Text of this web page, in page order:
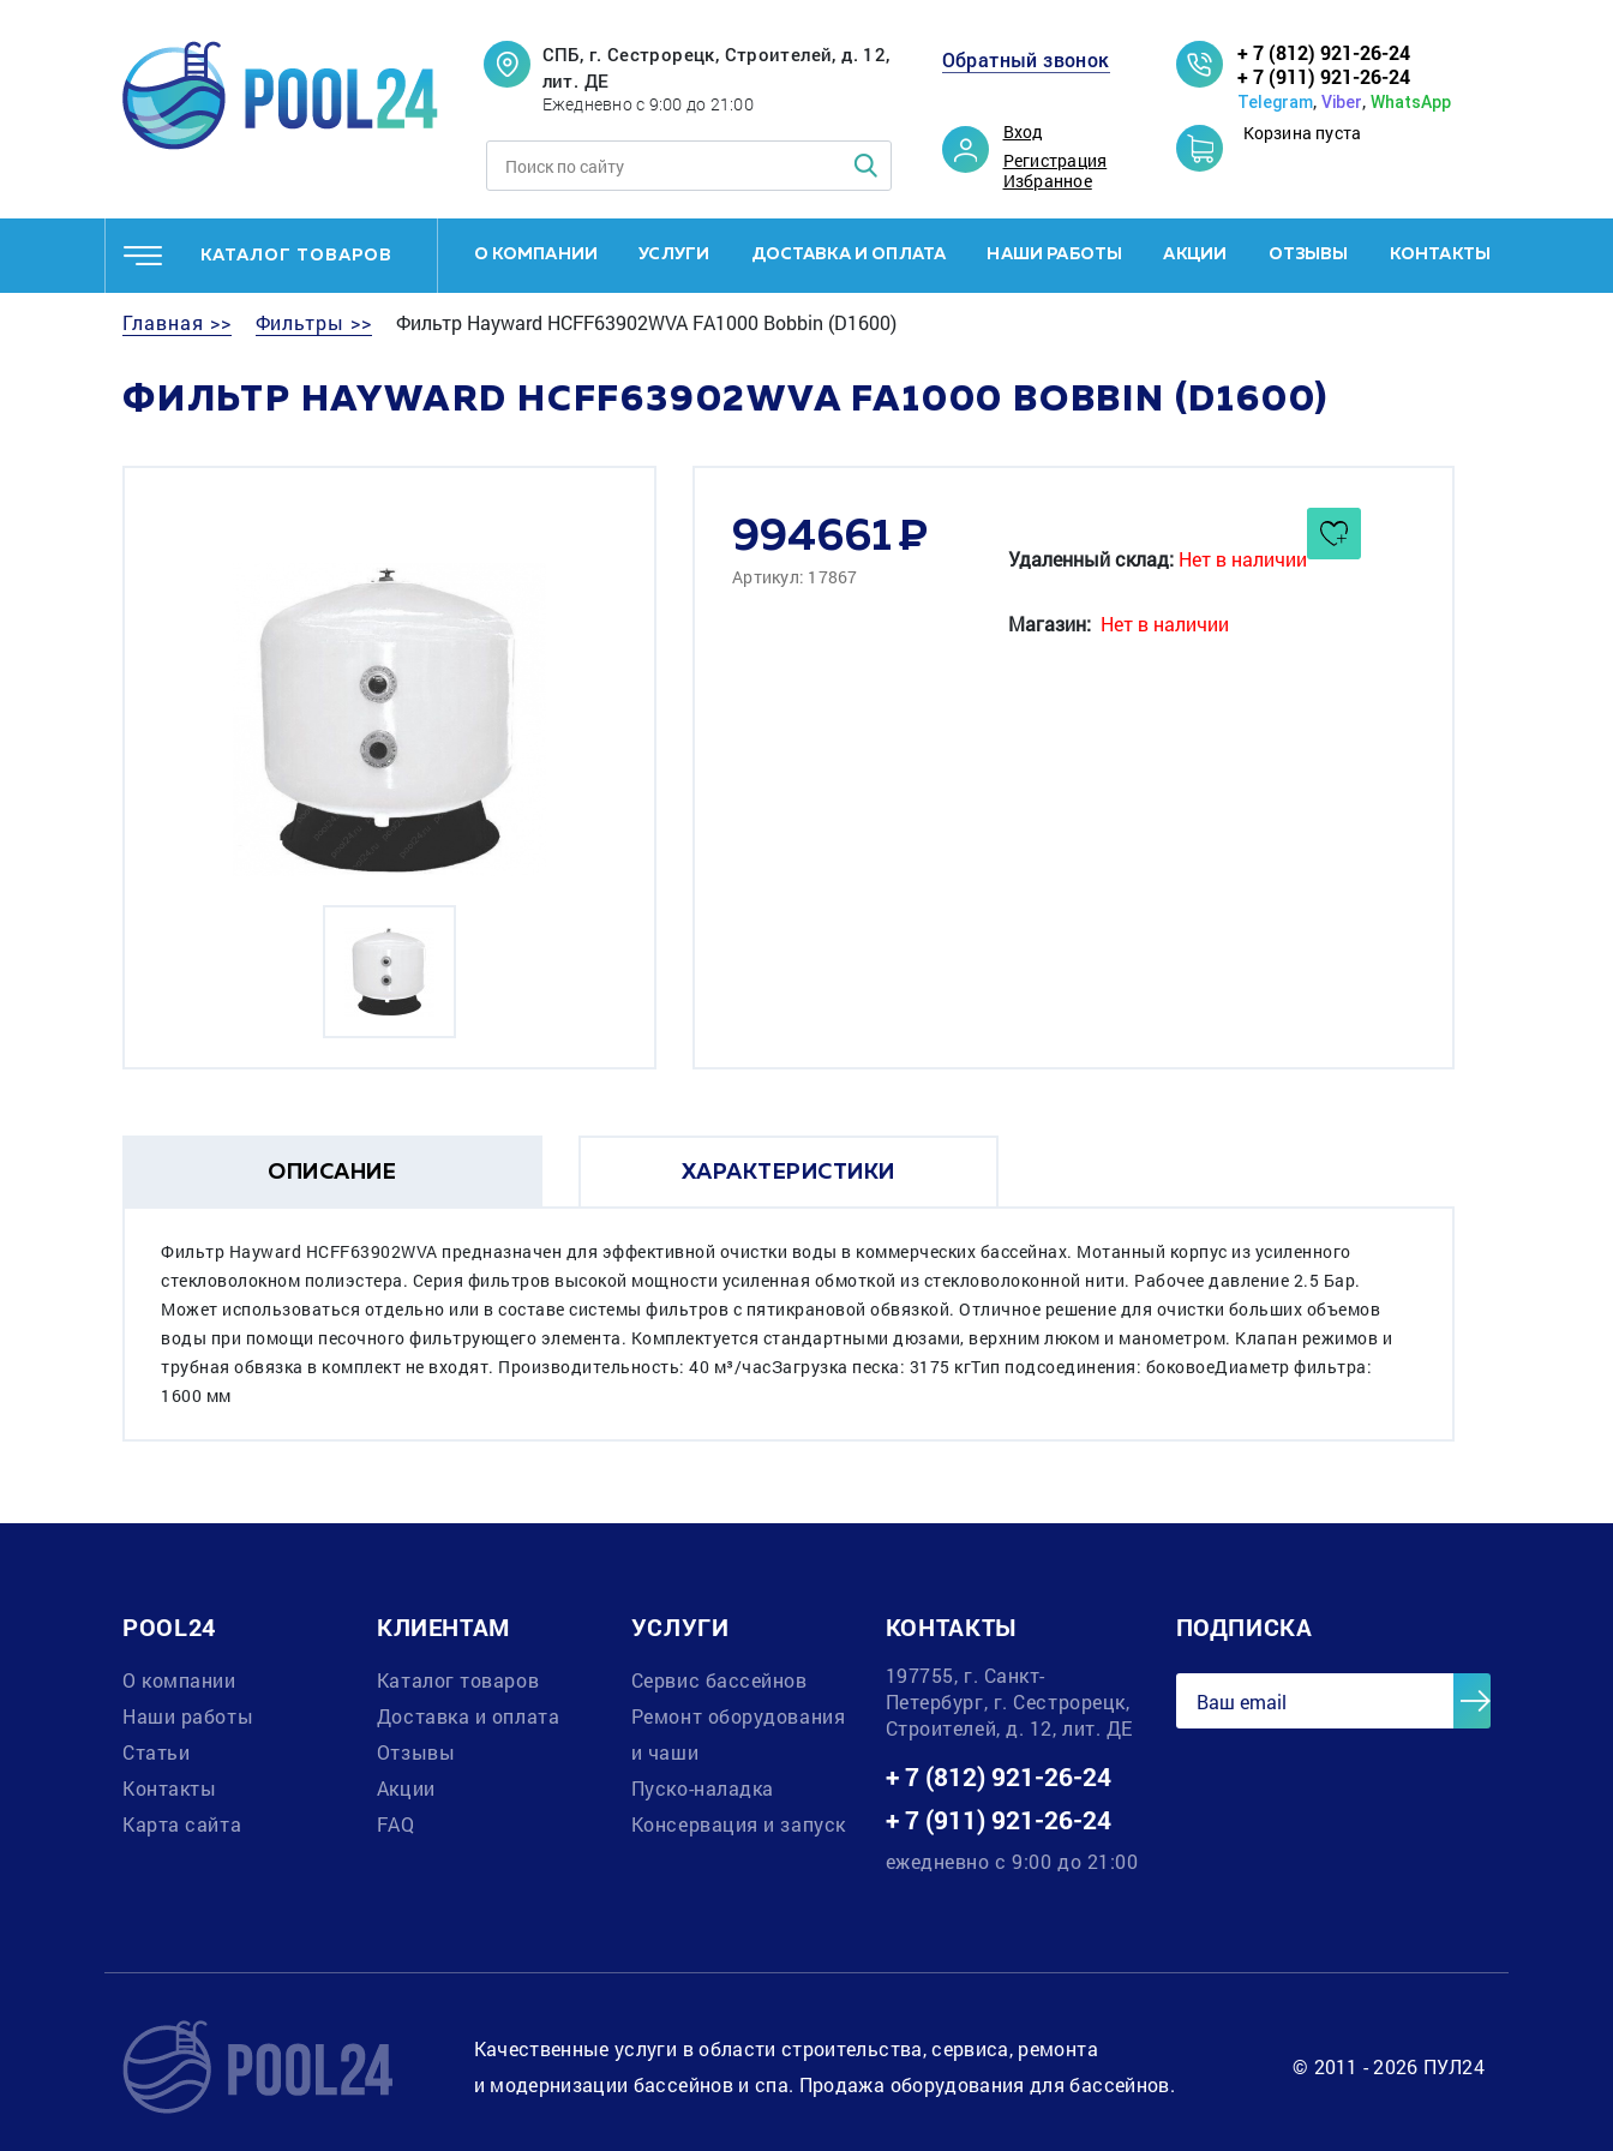
СПБ, г. Сестрорецк, Строителей, д. 12,
лит. ДЕ
Ежедневно с 9:00 до 21:00
Обратный звонок
Вход
Регистрация
Избранное
+ 7 (812) 921-26-24
+ 7 (911) 921-26-24
Telegram, Viber, WhatsApp
Корзина пуста
КАТАЛОГ ТОВАРОВ О КОМПАНИИ УСЛУГИ ДОСТАВКА И ОПЛАТА НАШИ РАБОТЫ АКЦИИ ОТЗЫВЫ КОНТАКТЫ
Главная >> Фильтры >> Фильтр Hayward HCFF63902WVA FA1000 Bobbin (D1600)
ФИЛЬТР HAYWARD HCFF63902WVA FA1000 BOBBIN (D1600)
994661
Артикул: 17867
Удаленный склад: Нет в наличии
Магазин: Нет в наличии
ОПИСАНИЕ ХАРАКТЕРИСТИКИ
Фильтр Hayward HCFF63902WVA предназначен для эффективной очистки воды в коммерческих бассейнах. Мотанный корпус из усиленного
стекловолокном полиэстера. Серия фильтров высокой мощности усиленная обмоткой из стекловолоконной нити. Рабочее давление 2.5 Бар.
Может использоваться отдельно или в составе системы фильтров с пятикрановой обвязкой. Отличное решение для очистки больших объемов
воды при помощи песочного фильтрующего элемента. Комплектуется стандартными дюзами, верхним люком и манометром. Клапан режимов и
трубная обвязка в комплект не входят. Производительность: 40 м³/часЗагрузка песка: 3175 кгТип подсоединения: боковоеДиаметр фильтра:
1600 мм
POOL24
О компании
Наши работы
Статьи
Контакты
Карта сайта
КЛИЕНТАМ
Каталог товаров
Доставка и оплата
Отзывы
Акции
FAQ
УСЛУГИ
Сервис бассейнов
Ремонт оборудования
и чаши
Пуско-наладка
Консервация и запуск
КОНТАКТЫ
197755, г. Санкт-
Петербург, г. Сестрорецк,
Строителей, д. 12, лит. ДЕ
+ 7 (812) 921-26-24
+ 7 (911) 921-26-24
ежедневно с 9:00 до 21:00
ПОДПИСКА
Качественные услуги в области строительства, сервиса, ремонта
и модернизации бассейнов и спа. Продажа оборудования для бассейнов.
© 2011 - 2026 ПУЛ24